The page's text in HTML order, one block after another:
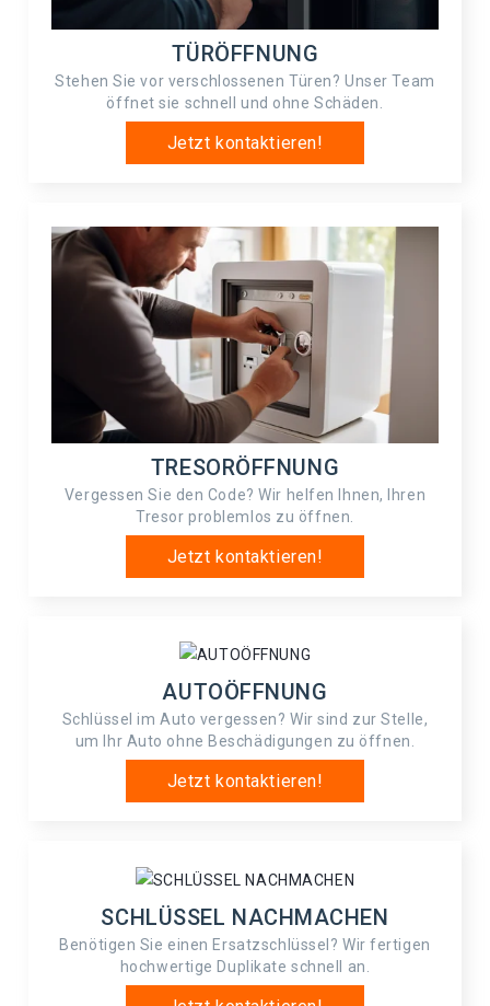
TÜRÖFFNUNG
Stehen Sie vor verschlossenen Türen? Unser Team
öffnet sie schnell und ohne Schäden.
Jetzt kontaktieren!
TRESORÖFFNUNG
Vergessen Sie den Code? Wir helfen Ihnen, Ihren
Tresor problemlos zu öffnen.
Jetzt kontaktieren!
AUTOÖFFNUNG
Schlüssel im Auto vergessen? Wir sind zur Stelle,
um Ihr Auto ohne Beschädigungen zu öffnen.
Jetzt kontaktieren!
SCHLÜSSEL NACHMACHEN
Benötigen Sie einen Ersatzschlüssel? Wir fertigen
hochwertige Duplikate schnell an.